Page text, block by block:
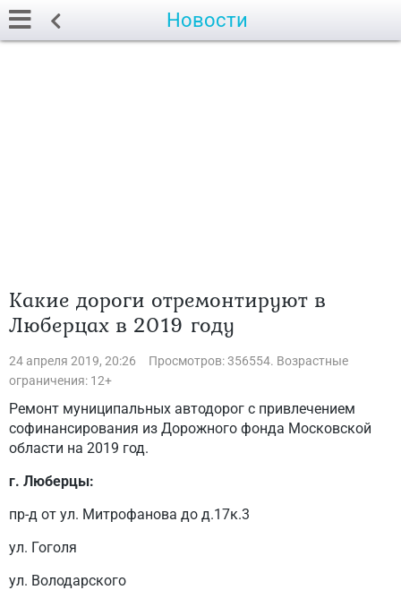
Новости
Какие дороги отремонтируют в
Люберцах в 2019 году
24 апреля 2019, 20:26
Просмотров: 356554. Возрастные
ограничения: 12+
Ремонт муниципальных автодорог с привлечением
софинансирования из Дорожного фонда Московской
области на 2019 год.
г. Люберцы:
пр-д от ул. Митрофанова до д.17к.3
ул. Гоголя
ул. Володарского